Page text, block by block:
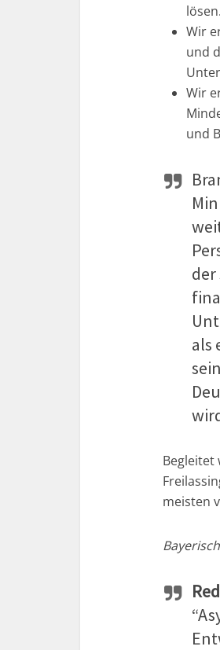
lösen.
Wir
und
Wir
und
als
Begleitet
meisten